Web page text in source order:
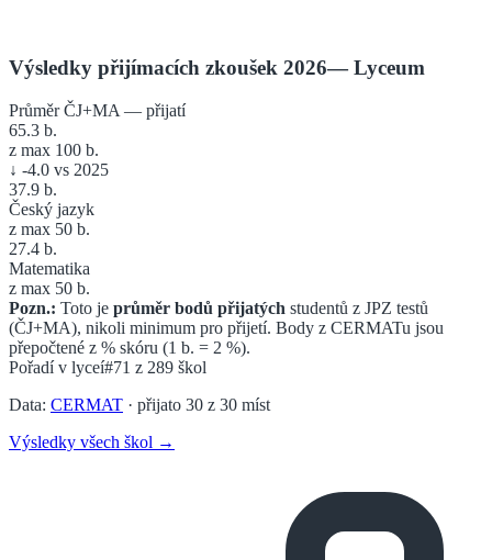
Výsledky přijímacích zkoušek 2026—Lyceum
Průměr ČJ+MA — přijatí
65.3 b.
z max 100 b.
↓ -4.0 vs 2025
37.9 b.
Český jazyk
z max 50 b.
27.4 b.
Matematika
z max 50 b.
Pozn.: Toto je průměr bodů přijatých studentů z JPZ testů
(ČJ+MA), nikoli minimum pro přijetí. Body z CERMATu jsou
přepočtené z % skóru (1 b. = 2 %).
Pořadí v lyceí#71 z 289 škol
Data: CERMAT · přijato 30 z 30 míst
Výsledky všech škol →